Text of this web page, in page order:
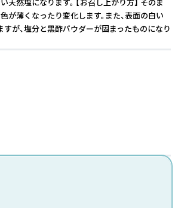
然塩になります。 【お召し上がり方】 そのま
が薄くなったり変化します。また、表面の白い
が、塩分と黒酢パウダーが固まったものになり